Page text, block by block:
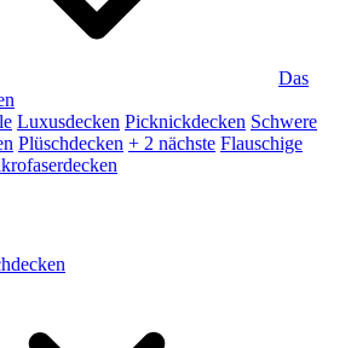
Das
Luxusdecken Picknickdecken Schwere
Plüschdecken + 2 nächste Flauschige